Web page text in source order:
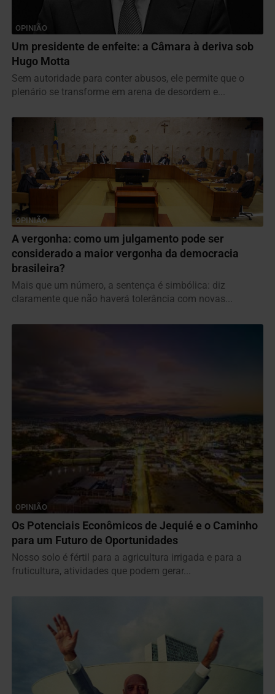
OPINIÃO
Um presidente de enfeite: a Câmara à deriva sob
Hugo Motta
Sem autoridade para conter abusos, ele permite que o
plenário se transforme em arena de desordem e...
OPINIÃO
A vergonha: como um julgamento pode ser
considerado a maior vergonha da democracia
brasileira?
Mais que um número, a sentença é simbólica: diz
claramente que não haverá tolerância com novas...
OPINIÃO
Os Potenciais Econômicos de Jequié e o Caminho
para um Futuro de Oportunidades
Nosso solo é fértil para a agricultura irrigada e para a
fruticultura, atividades que podem gerar...